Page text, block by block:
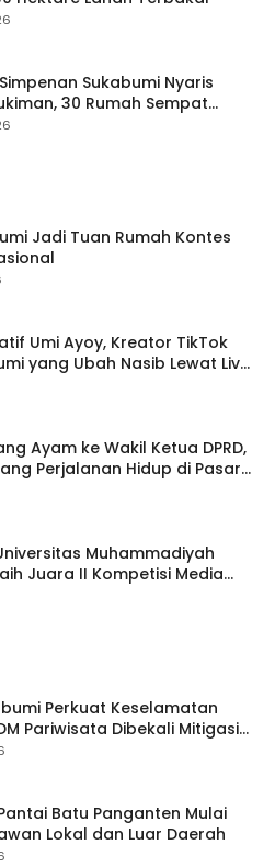
Sukabumi Nyaris
30 Rumah Sempat
Jadi Tuan Rumah Kontes
Umi Ayoy, Kreator TikTok
yang Ubah Nasib Lewat Live
Ayam ke Wakil Ketua DPRD,
Perjalanan Hidup di Pasar
Muhammadiyah
Juara II Kompetisi Media
Digital Tingkat Internasional
Perkuat Keselamatan
Pariwisata Dibekali Mitigasi
Evakuasi
Batu Panganten Mulai
Lokal dan Luar Daerah